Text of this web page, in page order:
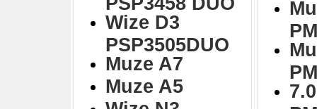
Wize D3
PSP3505DUO
Muze A7
Muze A5